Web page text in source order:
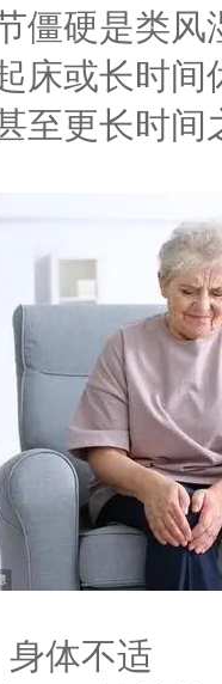
僵硬是类风
床或长时
至更长时间
身体不适